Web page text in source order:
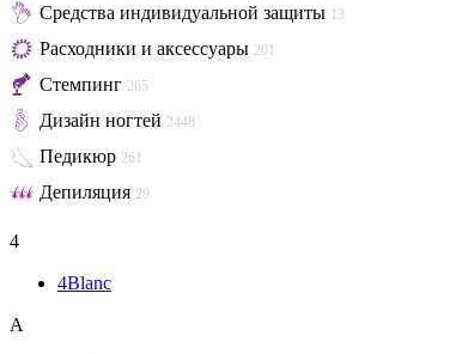
Средства индивидуальной защиты 13
Расходники и аксессуары 201
Стемпинг 265
Дизайн ногтей 2448
Педикюр 261
Депиляция 29
4
4Blanc
A